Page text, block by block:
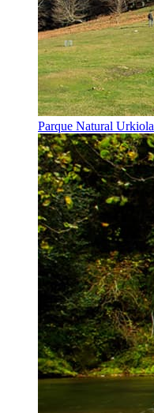
Parque Natural Urkiola